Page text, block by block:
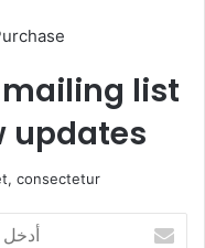
list
updates!
consectetur.